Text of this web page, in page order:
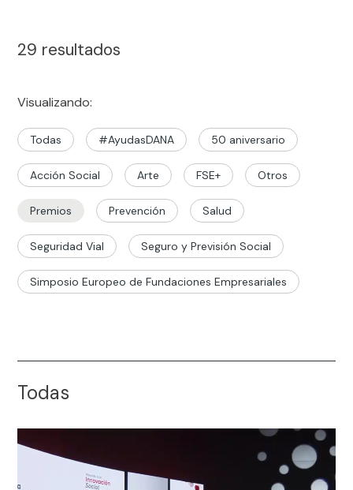
29 resultados
Visualizando:
Todas #AyudasDANA 50 aniversario
Acción Social Arte FSE+ Otros
Premios Prevención Salud
Seguridad Vial Seguro y Previsión Social
Simposio Europeo de Fundaciones Empresariales
Todas